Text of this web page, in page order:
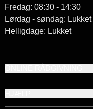
Fredag: 08:30 - 14:30
Lørdag - søndag: Lukket
Helligdage: Lukket